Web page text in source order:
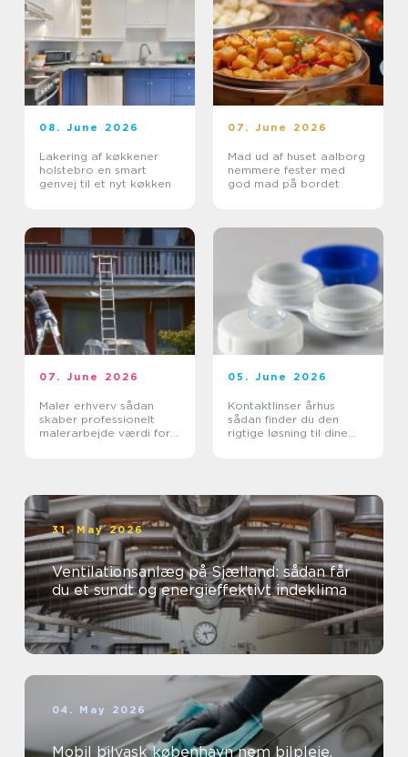
08. June 2026
Lakering af køkkener
holstebro en smart
genvej til et nyt køkken
07. June 2026
Mad ud af huset aalborg
nemmere fester med
god mad på bordet
07. June 2026
Maler erhverv sådan
skaber professionelt
malerarbejde værdi for
05. June 2026
Kontaktlinser århus
sådan finder du den
rigtige løsning til dine
31. May 2026
Ventilationsanlæg på Sjælland: sådan får
du et sundt og energieffektivt indeklima
04. May 2026
Mobil bilvask københavn nem bilpleje,